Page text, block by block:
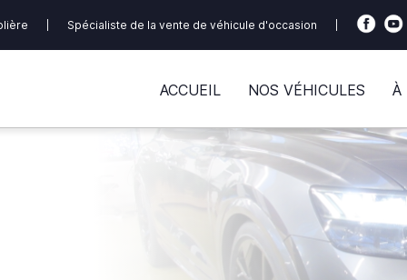
Spécialiste de la vente de véhicule d'occasion
ACCUEIL NOS VÉHICULES À